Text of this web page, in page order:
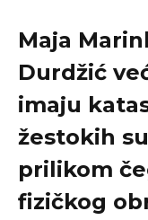
Maja
Durdžić
imaju
žestokih
prilikom
fizičkog